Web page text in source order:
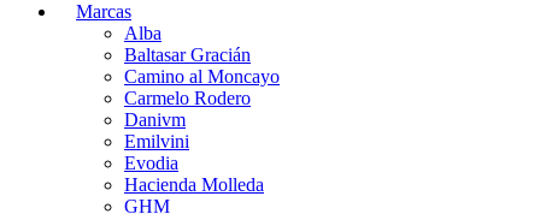
Marcas
Alba
Baltasar Gracián
Camino al Moncayo
Carmelo Rodero
Danivm
Emilvini
Evodia
Hacienda Molleda
GHM